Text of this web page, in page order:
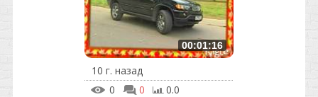
00:01:16
10 г. назад
0
0 0.0